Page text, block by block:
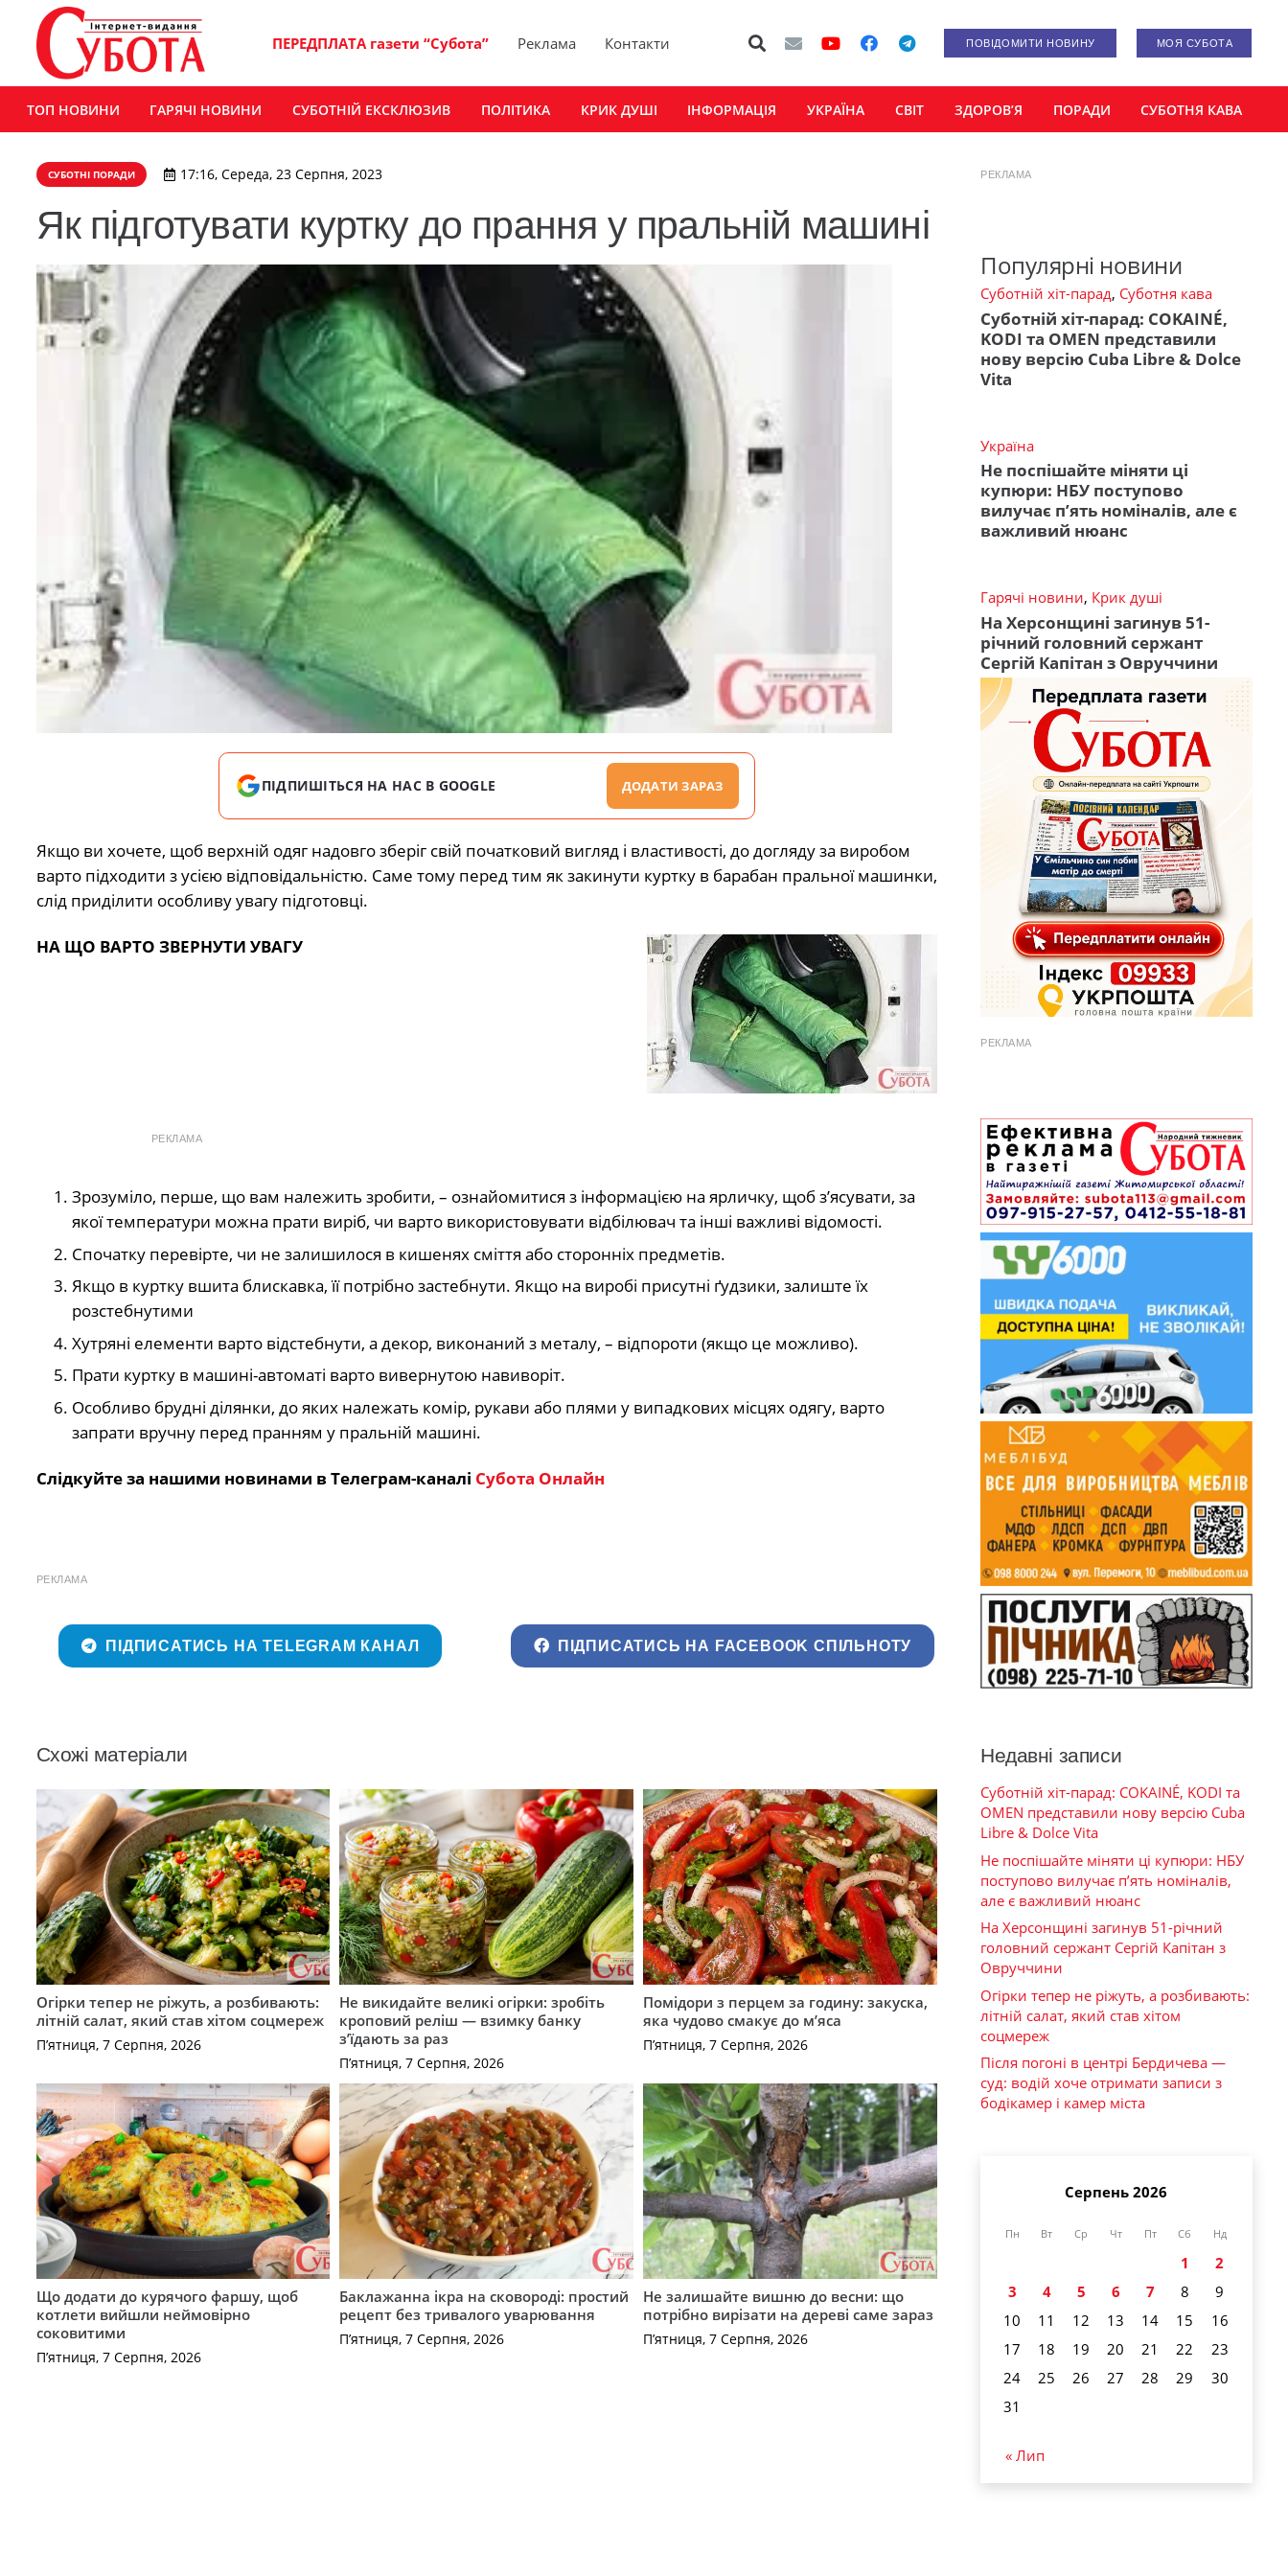
ПЕРЕДПЛАТА газети “Субота” Реклама Контакти ПОВІДОМИТИ НОВИНУ МОЯ СУБОТА
ТОП НОВИНИ ГАРЯЧІ НОВИНИ СУБОТНІЙ ЕКСКЛЮЗИВ ПОЛІТИКА КРИК ДУШІ ІНФОРМАЦІЯ УКРАЇНА СВІТ ЗДОРОВ’Я ПОРАДИ СУБОТНЯ КАВА
СУБОТНІ ПОРАДИ 17:16, Середа, 23 Серпня, 2023
Як підготувати куртку до прання у пральній машині
ПІДПИШІТЬСЯ НА НАС В GOOGLE ДОДАТИ ЗАРАЗ
Якщо ви хочете, щоб верхній одяг надовго зберіг свій початковий вигляд і властивості, до догляду за виробом
варто підходити з усією відповідальністю. Саме тому перед тим як закинути куртку в барабан пральної машинки,
слід приділити особливу увагу підготовці.
НА ЩО ВАРТО ЗВЕРНУТИ УВАГУ
РЕКЛАМА
Зрозуміло, перше, що вам належить зробити, – ознайомитися з інформацією на ярличку, щоб з’ясувати, за
якої температури можна прати виріб, чи варто використовувати відбілювач та інші важливі відомості.
Спочатку перевірте, чи не залишилося в кишенях сміття або сторонніх предметів.
Якщо в куртку вшита блискавка, її потрібно застебнути. Якщо на виробі присутні ґудзики, залиште їх
розстебнутими
Хутряні елементи варто відстебнути, а декор, виконаний з металу, – відпороти (якщо це можливо).
Прати куртку в машині-автоматі варто вивернутою навиворіт.
Особливо брудні ділянки, до яких належать комір, рукави або плями у випадкових місцях одягу, варто
запрати вручну перед пранням у пральній машині.
Слідкуйте за нашими новинами в Телеграм-каналі Субота Онлайн
РЕКЛАМА
ПІДПИСАТИСЬ НА TELEGRAM КАНАЛ ПІДПИСАТИСЬ НА FACEBOOK СПІЛЬНОТУ
Схожі матеріали
Огірки тепер не ріжуть, а розбивають:
літній салат, який став хітом соцмереж
П’ятниця, 7 Серпня, 2026
Не викидайте великі огірки: зробіть
кроповий реліш — взимку банку
з’їдають за раз
П’ятниця, 7 Серпня, 2026
Помідори з перцем за годину: закуска,
яка чудово смакує до м’яса
П’ятниця, 7 Серпня, 2026
Що додати до курячого фаршу, щоб
котлети вийшли неймовірно
соковитими
П’ятниця, 7 Серпня, 2026
Баклажанна ікра на сковороді: простий
рецепт без тривалого уварювання
П’ятниця, 7 Серпня, 2026
Не залишайте вишню до весни: що
потрібно вирізати на дереві саме зараз
П’ятниця, 7 Серпня, 2026
РЕКЛАМА
Популярні новини
Суботній хіт-парад, Суботня кава
Суботній хіт-парад: COKAINÉ,
KODI та OMEN представили
нову версію Cuba Libre & Dolce
Vita
Україна
Не поспішайте міняти ці
купюри: НБУ поступово
вилучає п’ять номіналів, але є
важливий нюанс
Гарячі новини, Крик душі
На Херсонщині загинув 51-
річний головний сержант
Сергій Капітан з Овруччини
РЕКЛАМА
Недавні записи
Суботній хіт-парад: COKAINÉ, KODI та
OMEN представили нову версію Cuba
Libre & Dolce Vita
Не поспішайте міняти ці купюри: НБУ
поступово вилучає п’ять номіналів,
але є важливий нюанс
На Херсонщині загинув 51-річний
головний сержант Сергій Капітан з
Овруччини
Огірки тепер не ріжуть, а розбивають:
літній салат, який став хітом
соцмереж
Після погоні в центрі Бердичева —
суд: водій хоче отримати записи з
бодікамер і камер міста
Серпень 2026
Пн Вт Ср Чт Пт Сб Нд
1
2
3
4 5 6 7 8
9
10
11 12 13 14 15
16
17
18 19 20 21 22
23
24
25 26 27 28 29
30
31
« Лип